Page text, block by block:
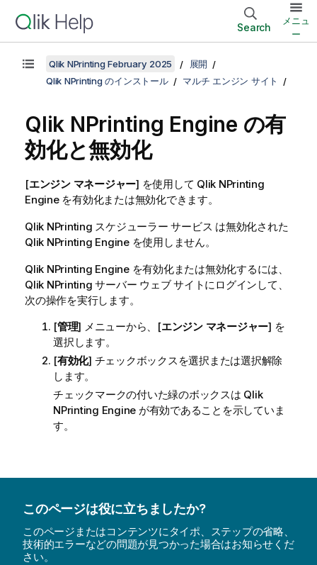
Search
メニュ
ー
Qlik NPrinting February 2025
展開
Qlik NPrinting のインストール
マルチ エンジン サイト
Qlik NPrinting Engine の有
効化と無効化
[エンジン マネージャー] を使用して Qlik NPrinting
Engineを有効化または無効化できます。
Qlik NPrinting スケジューラー サービス は無効化された
Qlik NPrinting Engineを使用しません。
Qlik NPrinting Engineを有効化または無効化するには、
Qlik NPrinting サーバー ウェブ サイトにログインして、
次の操作を実行します。
[管理] メニューから、[エンジン マネージャー] を
選択します。
[有効化] チェックボックスを選択または選択解除
します。
チェックマークの付いた緑のボックスは Qlik
NPrinting Engine が有効であることを示していま
す。
このページは役に立ちましたか?
このページまたはコンテンツにタイポ、ステップの省略、
技術的エラーなどの問題が見つかった場合はお知らせくだ
さい。